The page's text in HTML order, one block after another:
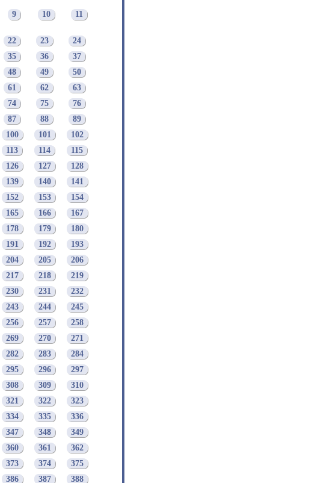
9 10 11
22 23
24
35 36
37
48 49
50
61 62
63
74 75
76
87 88
89
100 101
102
113 114
115
126 127
128
139 140
141
152 153
154
165 166
167
178 179
180
191 192
193
204 205
206
217 218
219
230 231
232
243 244
245
256 257
258
269 270
271
282 283
284
295 296
297
308 309
310
321 322
323
334 335
336
347 348
349
360 361
362
373 374
375
386 387 388